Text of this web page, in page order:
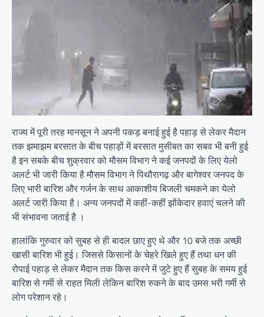
राज्य में पूरी तरह मानसून ने अपनी पकड़ बनाई हुई है पहाड़ से लेकर मैदान
तक झमाझम बरसात के बीच पहाड़ों में बरसात मुसीबत का सबव भी बनी हुई
है इन सबके बीच शुक्रवार को मौसम विभाग ने कई जनपदों के लिए येलो
अलर्ट भी जारी किया है मौसम विभाग ने पिथौरागढ़ और बागेश्वर जनपद के
लिए भारी बारिश और गर्जन के साथ आकाशीय बिजली चमकने का येलो
अलर्ट जारी किया है। अन्य जनपदों में कहीं-कहीं झोंकेदार हवाएं चलने की
भी संभावना जताई है ।
हालांकि गुरुवार को सुबह से ही बादल छाए हुए थे और 10 बजे तक अच्छी
खासी बारिश भी हुई। जिससे किसानों के चेहरे खिले हुए हैं तथा धन की
रोपाई पहाड़ से लेकर मैदान तक किस करने में जुटे हुए हैं सुबह के समय हुई
बारिश से गर्मी से राहत मिली लेकिन बारिश रुकने के बाद उमस भरी गर्मी से
लोग परेशान रहे।